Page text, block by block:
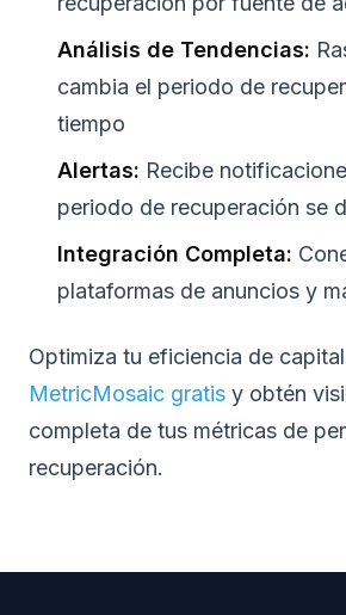
Análisis de Tendencias:
cambia el periodo de
tiempo
Alertas: Recibe
periodo de recuperación se
Integración Completa:
plataformas de anuncios y
Optimiza tu eficiencia de
MetricMosaic gratis y obtén
completa de tus métricas de
recuperación.